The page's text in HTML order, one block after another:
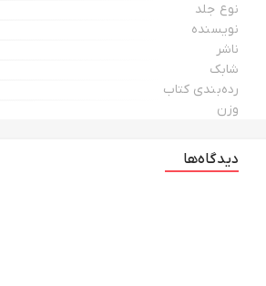
نوع جلد
نویسنده
ناشر
شابک
رده‌بندی کتاب
وزن
دیدگاه‌ها